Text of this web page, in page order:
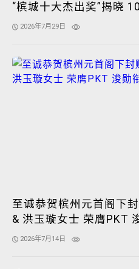
“槟城十大杰出奖”揭晓
2026年7月29日
至诚恭贺槟州元首阁下
& 洪玉璇女士 荣膺PKT
2026年7月14日